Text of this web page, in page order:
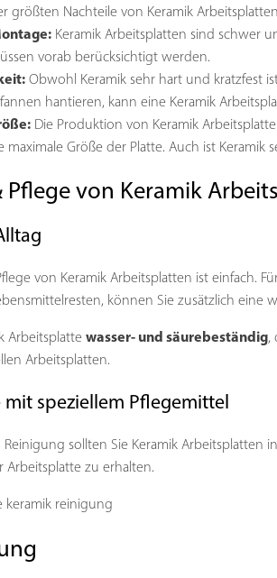
größten Nachteile von Keramik
Keramik Arbeitsplatten sind schwer
vorab berücksichtigt werden.
Obwohl Keramik sehr hart und kratzfest
hantieren, kann eine Keramik
Die Produktion von Keramik
maximale Größe der Platte. Auch ist
Pflege von Keramik
von Keramik Arbeitsplatten ist einfach.
können Sie zusätzlich eine
Arbeitsplatte wasser- und säurebeständig,
Arbeitsplatten.
speziellem Pflegemittel
sollten Sie Keramik Arbeitsplatten
Arbeitsplatte zu erhalten.